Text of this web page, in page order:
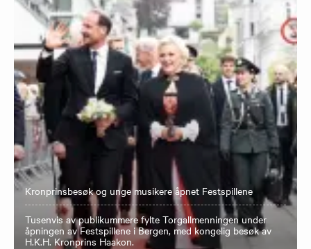
Kronprinsbesøk og unge musikere åpnet Festspillene
Tusenvis av publikummere fylte Torgallmenningen under
åpningen av Festspillene i Bergen, med kongelig besøk av
H.K.H. Kronprins Haakon.